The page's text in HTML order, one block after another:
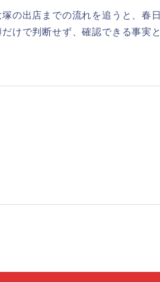
の出店までの流れを追うと、春日
けで判断せず、確認できる事実と